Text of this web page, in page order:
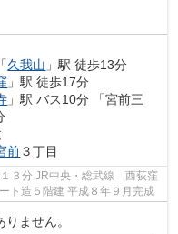
「久我山 」駅 徒歩13分
」駅 徒歩17分
」駅 バス10分 「宮前三
前３丁目
クリート造５階建 平成８年９月完成
ません。